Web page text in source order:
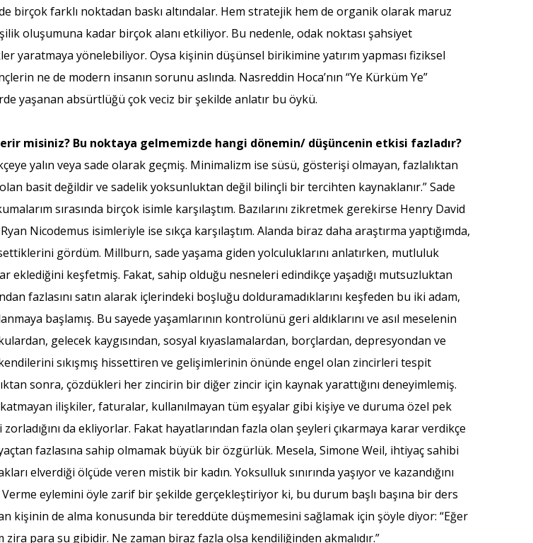
birçok farklı noktadan baskı altındalar. Hem stratejik hem de organik olarak maruz
oluşumuna kadar birçok alanı etkiliyor. Bu nedenle, odak noktası şahsiyet
yaratmaya yönelebiliyor. Oysa kişinin düşünsel birikimine yatırım yapması fiziksel
ne de modern insanın sorunu aslında. Nasreddin Hoca’nın “Ye Kürküm Ye”
yaşanan absürtlüğü çok veciz bir şekilde anlatır bu öykü.
misiniz? Bu noktaya gelmemizde hangi dönemin/ düşüncenin etkisi fazladır?
yalın veya sade olarak geçmiş. Minimalizm ise süsü, gösterişi olmayan, fazlalıktan
basit değildir ve sadelik yoksunluktan değil bilinçli bir tercihten kaynaklanır.” Sade
sırasında birçok isimle karşılaştım. Bazılarını zikretmek gerekirse Henry David
Nicodemus isimleriyle ise sıkça karşılaştım. Alanda biraz daha araştırma yaptığımda,
gördüm. Millburn, sade yaşama giden yolculuklarını anlatırken, mutluluk
eklediğini keşfetmiş. Fakat, sahip olduğu nesneleri edindikçe yaşadığı mutsuzluktan
fazlasını satın alarak içlerindeki boşluğu dolduramadıklarını keşfeden bu iki adam,
başlamış. Bu sayede yaşamlarının kontrolünü geri aldıklarını ve asıl meselenin
gelecek kaygısından, sosyal kıyaslamalardan, borçlardan, depresyondan ve
sıkışmış hissettiren ve gelişimlerinin önünde engel olan zincirleri tespit
sonra, çözdükleri her zincirin bir diğer zincir için kaynak yarattığını deneyimlemiş.
ilişkiler, faturalar, kullanılmayan tüm eşyalar gibi kişiye ve duruma özel pek
da ekliyorlar. Fakat hayatlarından fazla olan şeyleri çıkarmaya karar verdikçe
fazlasına sahip olmamak büyük bir özgürlük. Mesela, Simone Weil, ihtiyaç sahibi
elverdiği ölçüde veren mistik bir kadın. Yoksulluk sınırında yaşıyor ve kazandığını
eylemini öyle zarif bir şekilde gerçekleştiriyor ki, bu durum başlı başına bir ders
kişinin de alma konusunda bir tereddüte düşmemesini sağlamak için şöyle diyor: “Eğer
para su gibidir. Ne zaman biraz fazla olsa kendiliğinden akmalıdır.”